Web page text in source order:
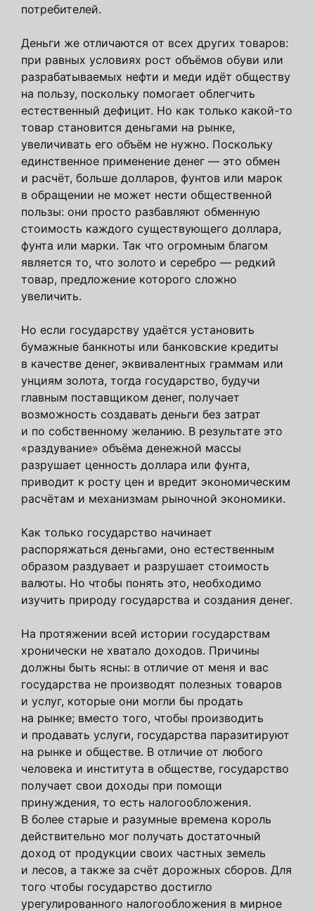
потребителей.
Деньги же отличаются от всех других товаров:
при равных условиях рост объёмов обуви или
разрабатываемых нефти и меди идёт обществу
на пользу, поскольку помогает облегчить
естественный дефицит. Но как только какой-то
товар становится деньгами на рынке,
увеличивать его объём не нужно. Поскольку
единственное применение денег — это обмен
и расчёт, больше долларов, фунтов или марок
в обращении не может нести общественной
пользы: они просто разбавляют обменную
стоимость каждого существующего доллара,
фунта или марки. Так что огромным благом
является то, что золото и серебро — редкий
товар, предложение которого сложно
увеличить.
Но если государству удаётся установить
бумажные банкноты или банковские кредиты
в качестве денег, эквивалентных граммам или
унциям золота, тогда государство, будучи
главным поставщиком денег, получает
возможность создавать деньги без затрат
и по собственному желанию. В результате это
«раздувание» объёма денежной массы
разрушает ценность доллара или фунта,
приводит к росту цен и вредит экономическим
расчётам и механизмам рыночной экономики.
Как только государство начинает
распоряжаться деньгами, оно естественным
образом раздувает и разрушает стоимость
валюты. Но чтобы понять это, необходимо
изучить природу государства и создания денег.
На протяжении всей истории государствам
хронически не хватало доходов. Причины
должны быть ясны: в отличие от меня и вас
государства не производят полезных товаров
и услуг, которые они могли бы продать
на рынке; вместо того, чтобы производить
и продавать услуги, государства паразитируют
на рынке и обществе. В отличие от любого
человека и института в обществе, государство
получает свои доходы при помощи
принуждения, то есть налогообложения.
В более старые и разумные времена король
действительно мог получать достаточный
доход от продукции своих частных земель
и лесов, а также за счёт дорожных сборов. Для
того чтобы государство достигло
урегулированного налогообложения в мирное